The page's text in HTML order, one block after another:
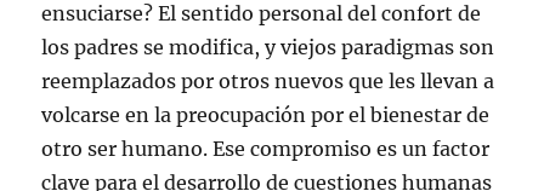
ensuciarse? El sentido personal del confort de
los padres se modifica, y viejos paradigmas son
reemplazados por otros nuevos que les llevan a
volcarse en la preocupación por el bienestar de
otro ser humano. Ese compromiso es un factor
clave para el desarrollo de cuestiones humanas